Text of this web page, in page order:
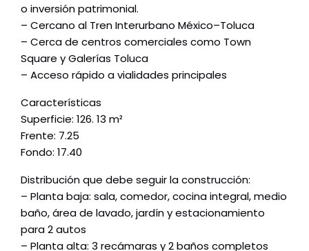
o inversión patrimonial.
– Cercano al Tren Interurbano México–Toluca
– Cerca de centros comerciales como Town
Square y Galerías Toluca
– Acceso rápido a vialidades principales
Características
Superficie: 126. 13 m²
Frente: 7.25
Fondo: 17.40
Distribución que debe seguir la construcción:
– Planta baja: sala, comedor, cocina integral, medio
baño, área de lavado, jardín y estacionamiento
para 2 autos
– Planta alta: 3 recámaras y 2 baños completos